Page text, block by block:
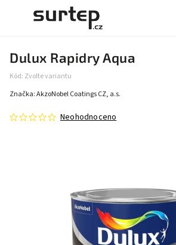
Dulux Rapidry Aqua
Kód: Zvolte variantu
Neohodnoceno
Značka:AkzoNobel Coatings CZ, a.s.